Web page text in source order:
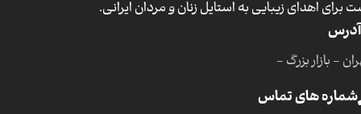
برای اهدای زیبایی به استایل زنان و مردان ایرانی.
آدرس
- بازار بزرگ -
شماره های تماس